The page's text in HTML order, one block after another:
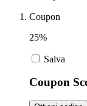
Salute e
Coupon
25%
Salva
Coupon